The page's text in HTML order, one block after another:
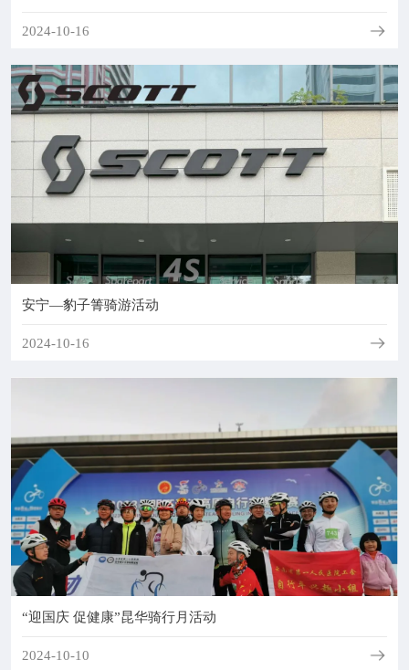
联盟工作
健康科普
医院招聘
2024-10-16
安宁—豹子箐骑游活动
2024-10-16
“迎国庆 促健康”昆华骑行月活动
2024-10-10